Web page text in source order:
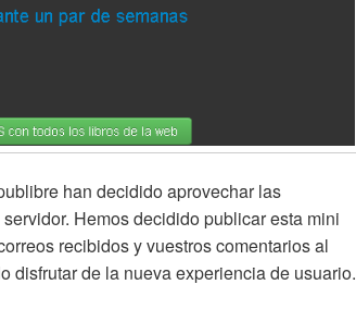
han decidido aprovechar las
Hemos decidido publicar esta mini
recibidos y vuestros comentarios al
disfrutar de la nueva experiencia de usuario.
cerrado por vacaciones